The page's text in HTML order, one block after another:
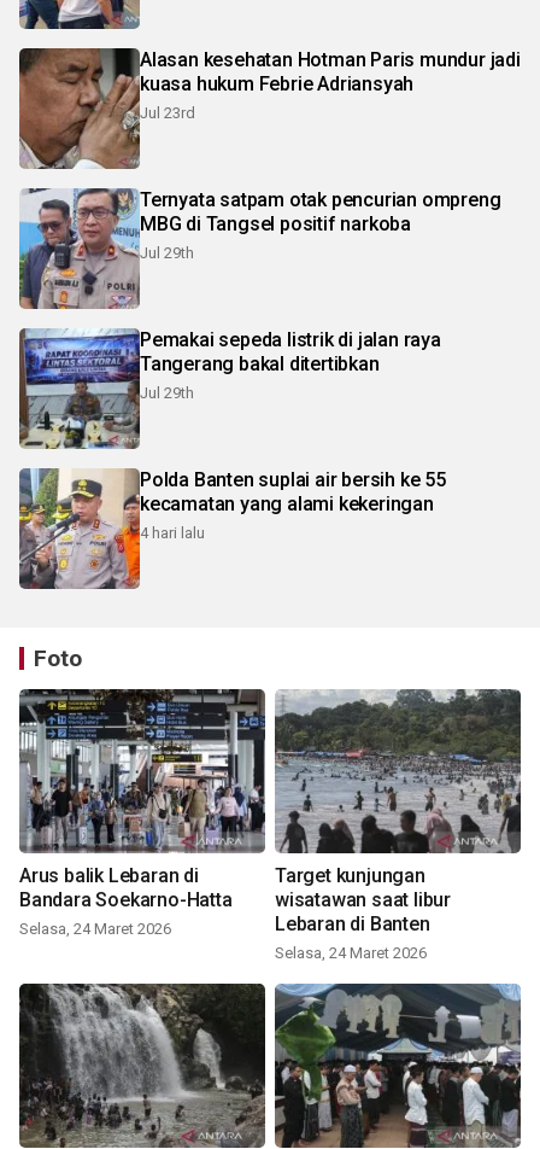
Alasan kesehatan Hotman Paris mundur jadi
kuasa hukum Febrie Adriansyah
Jul 23rd
Ternyata satpam otak pencurian ompreng
MBG di Tangsel positif narkoba
Jul 29th
Pemakai sepeda listrik di jalan raya
Tangerang bakal ditertibkan
Jul 29th
Polda Banten suplai air bersih ke 55
kecamatan yang alami kekeringan
4 hari lalu
Foto
Arus balik Lebaran di
Bandara Soekarno-Hatta
Selasa, 24 Maret 2026
Target kunjungan
wisatawan saat libur
Lebaran di Banten
Selasa, 24 Maret 2026